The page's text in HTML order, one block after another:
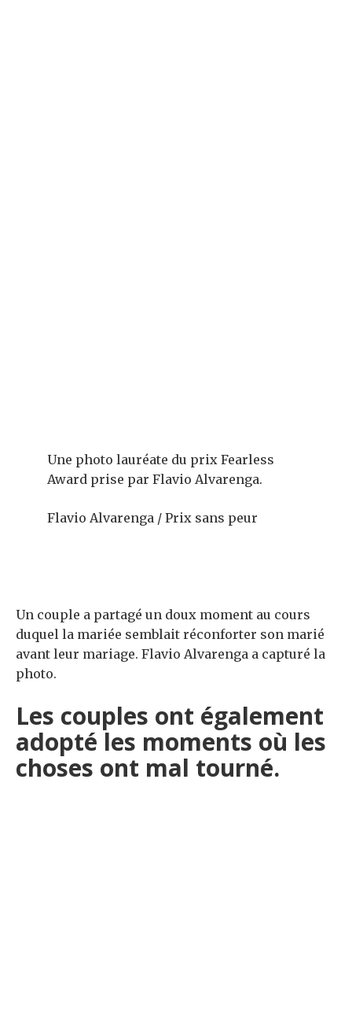
Une photo lauréate du prix Fearless
Award prise par Flavio Alvarenga.
Flavio Alvarenga / Prix sans peur
Un couple a partagé un doux moment au cours
duquel la mariée semblait réconforter son marié
avant leur mariage. Flavio Alvarenga a capturé la
photo.
Les couples ont également
adopté les moments où les
choses ont mal tourné.